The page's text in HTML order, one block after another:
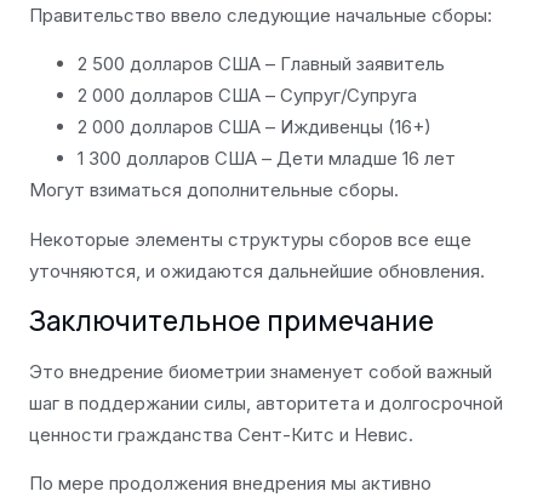
Правительство ввело следующие начальные сборы:
2 500 долларов США – Главный заявитель
2 000 долларов США – Супруг/Супруга
2 000 долларов США – Иждивенцы (16+)
1 300 долларов США – Дети младше 16 лет
Могут взиматься дополнительные сборы.
Некоторые элементы структуры сборов все еще
уточняются, и ожидаются дальнейшие обновления.
Заключительное примечание
Это внедрение биометрии знаменует собой важный
шаг в поддержании силы, авторитета и долгосрочной
ценности гражданства Сент-Китс и Невис.
По мере продолжения внедрения мы активно